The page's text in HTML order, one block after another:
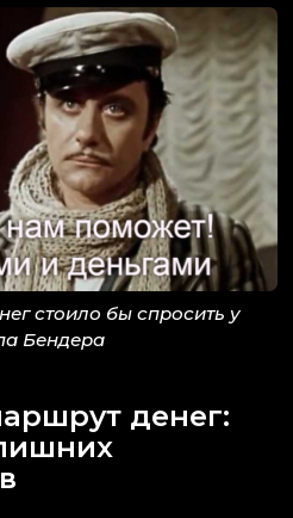
стоило бы спросить у
Бендера
денег: